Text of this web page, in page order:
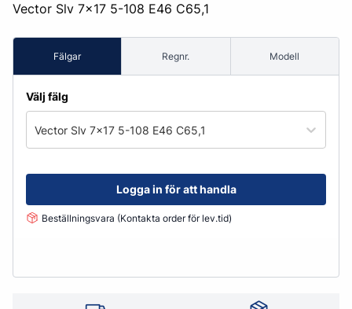
Vector Slv 7x17 5-108 E46 C65,1
Fälgar Regnr. Modell
Välj fälg
Vector Slv 7x17 5-108 E46 C65,1
Logga in för att handla
Beställningsvara (Kontakta order för lev.tid)